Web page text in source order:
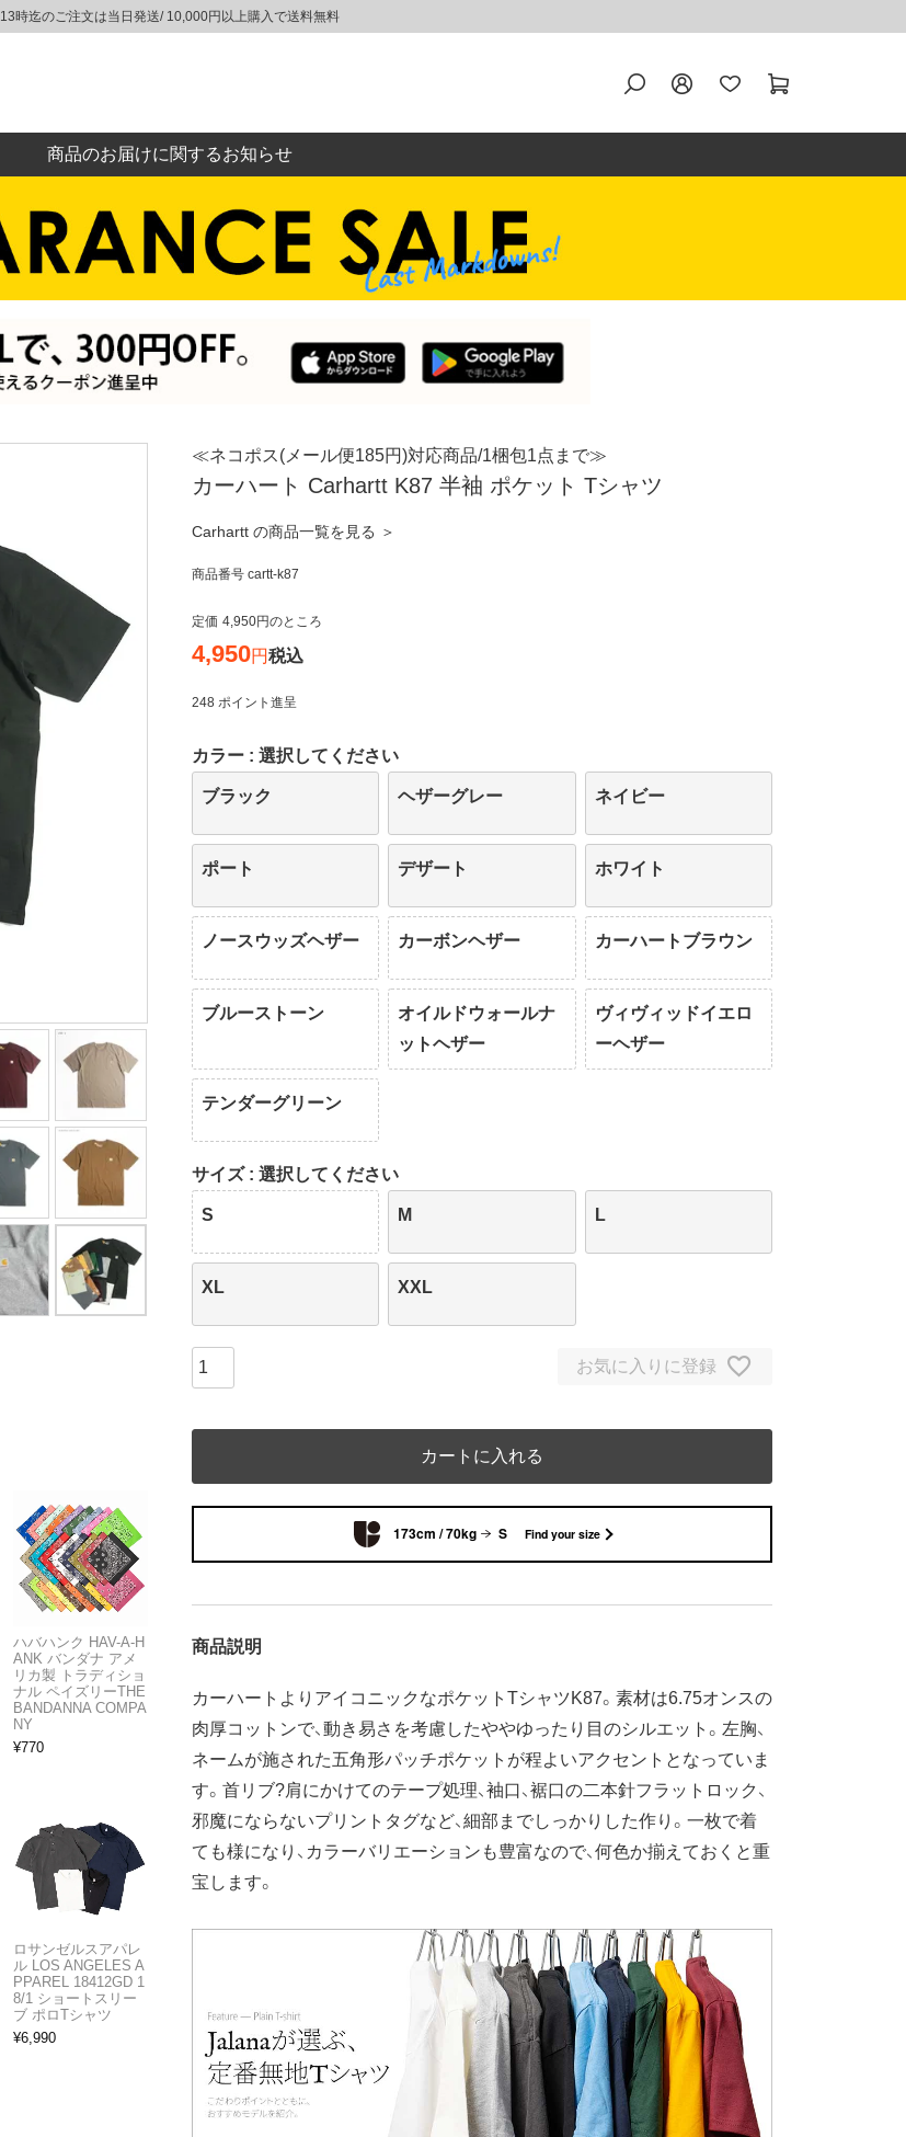
13時迄のご注文は当日発送/ 10,000円以上購入で送料無料
商品のお届けに関するお知らせ
≪ネコポス(メール便185円)対応商品/1梱包1点まで≫
カーハート Carhartt K87 半袖 ポケット Tシャツ
Carhartt の商品一覧を見る ＞
商品番号 cartt-k87
定価 4,950 のところ
4,950 税込
248 ポイント進呈
カラー 選択してください
ブラック ヘザーグレー ネイビー
ポート デザート ホワイト
ノースウッズヘザー カーボンヘザー カーハートブラウン
ブルーストーン
オイルドウォールナ
ットヘザー
ヴィヴィッドイエロ
ーヘザー
テンダーグリーン
サイズ 選択してください
S M L
XL XXL
お気に入りに登録
カートに入れる
173cm / 70kg S Find your size
商品説明
カーハートよりアイコニックなポケットTシャツK87。素材は6.75オンスの
肉厚コットンで、動き易さを考慮したややゆったり目のシルエット。左胸、
ネームが施された五角形パッチポケットが程よいアクセントとなっていま
す。首リブ?肩にかけてのテープ処理、袖口、裾口の二本針フラットロック、
邪魔にならないプリントタグなど、細部までしっかりした作り。一枚で着
ても様になり、カラーバリエーションも豊富なので、何色か揃えておくと重
宝します。
ハバハンク HAV-A-H
ANK バンダナ アメ
リカ製 トラディショ
ナル ペイズリーTHE
BANDANNA COMPA
NY
¥770
ロサンゼルスアパレ
ル LOS ANGELES A
PPAREL 18412GD 1
8/1 ショートスリー
ブ ポロTシャツ
¥6,990